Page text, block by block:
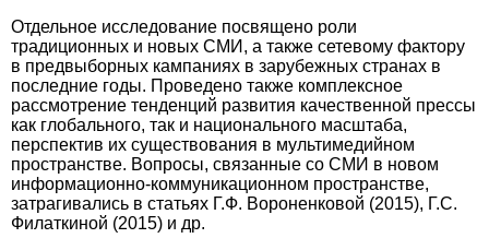
Отдельное исследование посвящено роли
традиционных и новых СМИ, а также сетевому фактору
в предвыборных кампаниях в зарубежных странах в
последние годы. Проведено также комплексное
рассмотрение тенденций развития качественной прессы
как глобального, так и национального масштаба,
перспектив их существования в мультимедийном
пространстве. Вопросы, связанные со СМИ в новом
информационно-коммуникационном пространстве,
затрагивались в статьях Г.Ф. Вороненковой (2015), Г.С.
Филаткиной (2015) и др.